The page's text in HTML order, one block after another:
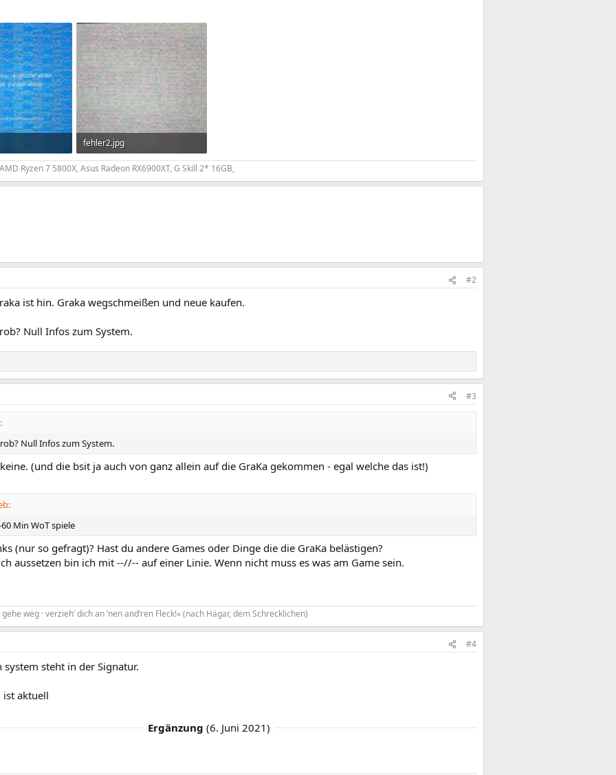
235
fehler2.jpg
761 KB · Aufrufe: 211
Ryzen 7 5800X, Asus Radeon RX6900XT, G Skill 2* 16GB,
#2
ist hin. Graka wegschmeißen und neue kaufen.
Null Infos zum System.
#3
Null Infos zum System.
(und die bsit ja auch von ganz allein auf die GraKa gekommen - egal welche das ist!)
Min WoT spiele
(nur so gefragt)? Hast du andere Games oder Dinge die die GraKa belästigen?
aussetzen bin ich mit --//-- auf einer Linie. Wenn nicht muss es was am Game sein.
weg · verzieh’ dich an ’nen and’ren Fleck!« (nach Hägar, dem Schrecklichen)
#4
steht in der Signatur.
ist aktuell
Ergänzung (6. Juni 2021)